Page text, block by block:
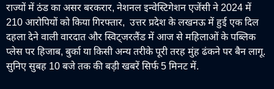
राज्यों में ठंड का असर बरकरार, नेशनल इन्वेस्टिगेशन एजेंसी ने 2024 में
210 आरोपियों को किया गिरफ्तार, उत्तर प्रदेश के लखनऊ में हुई एक दिल
दहला देने वाली वारदात और स्विट्जरलैंड में आज से महिलाओं के पब्लिक
प्लेस पर हिजाब, बुर्का या किसी अन्य तरीके पूरी तरह मुंह ढंकने पर बैन लागू.
सुनिए सुबह 10 बजे तक की बड़ी खबरें सिर्फ 5 मिनट में.